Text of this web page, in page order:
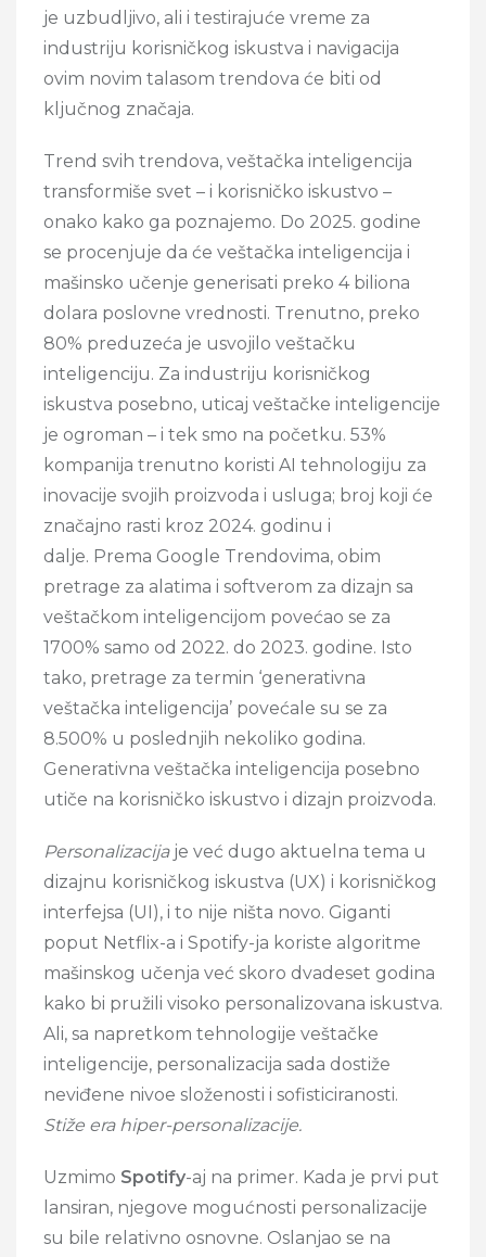
je uzbudljivo, ali i testirajuće vreme za
industriju korisničkog iskustva i navigacija
ovim novim talasom trendova će biti od
ključnog značaja.
Trend svih trendova, veštačka inteligencija
transformiše svet – i korisničko iskustvo –
onako kako ga poznajemo. Do 2025. godine
se procenjuje da će veštačka inteligencija i
mašinsko učenje generisati preko 4 biliona
dolara poslovne vrednosti. Trenutno, preko
80% preduzeća je usvojilo veštačku
inteligenciju. Za industriju korisničkog
iskustva posebno, uticaj veštačke inteligencije
je ogroman – i tek smo na početku. 53%
kompanija trenutno koristi AI tehnologiju za
inovacije svojih proizvoda i usluga; broj koji će
značajno rasti kroz 2024. godinu i
dalje. Prema Google Trendovima, obim
pretrage za alatima i softverom za dizajn sa
veštačkom inteligencijom povećao se za
1700% samo od 2022. do 2023. godine. Isto
tako, pretrage za termin ‘generativna
veštačka inteligencija’ povećale su se za
8.500% u poslednjih nekoliko godina.
Generativna veštačka inteligencija posebno
utiče na korisničko iskustvo i dizajn proizvoda.
Personalizacijaje već dugo aktuelna tema u
dizajnu korisničkog iskustva (UX) i korisničkog
interfejsa (UI), i to nije ništa novo. Giganti
poput Netflix-a i Spotify-ja koriste algoritme
mašinskog učenja već skoro dvadeset godina
kako bi pružili visoko personalizovana iskustva.
Ali, sa napretkom tehnologije veštačke
inteligencije, personalizacija sada dostiže
neviđene nivoe složenosti i sofisticiranosti.
Stiže era hiper-personalizacije.
Uzmimo Spotify-aj na primer. Kada je prvi put
lansiran, njegove mogućnosti personalizacije
su bile relativno osnovne. Oslanjao se na